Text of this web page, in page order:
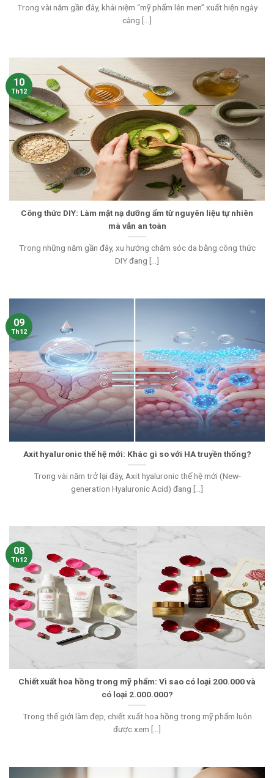
Trong vài năm gần đây, khái niệm “mỹ phẩm lên men” xuất hiện ngày
càng [...]
Công thức DIY: Làm mặt nạ dưỡng ẩm từ nguyên liệu tự nhiên
mà vẫn an toàn
Trong những năm gần đây, xu hướng chăm sóc da bằng công thức
DIY đang [...]
10
Th12
Axit hyaluronic thế hệ mới: Khác gì so với HA truyền thống?
Trong vài năm trở lại đây, Axit hyaluronic thế hệ mới (New-
generation Hyaluronic Acid) đang [...]
09
Th12
Chiết xuất hoa hồng trong mỹ phẩm: Vì sao có loại 200.000 và
có loại 2.000.000?
Trong thế giới làm đẹp, chiết xuất hoa hồng trong mỹ phẩm luôn
được xem [...]
08
Th12